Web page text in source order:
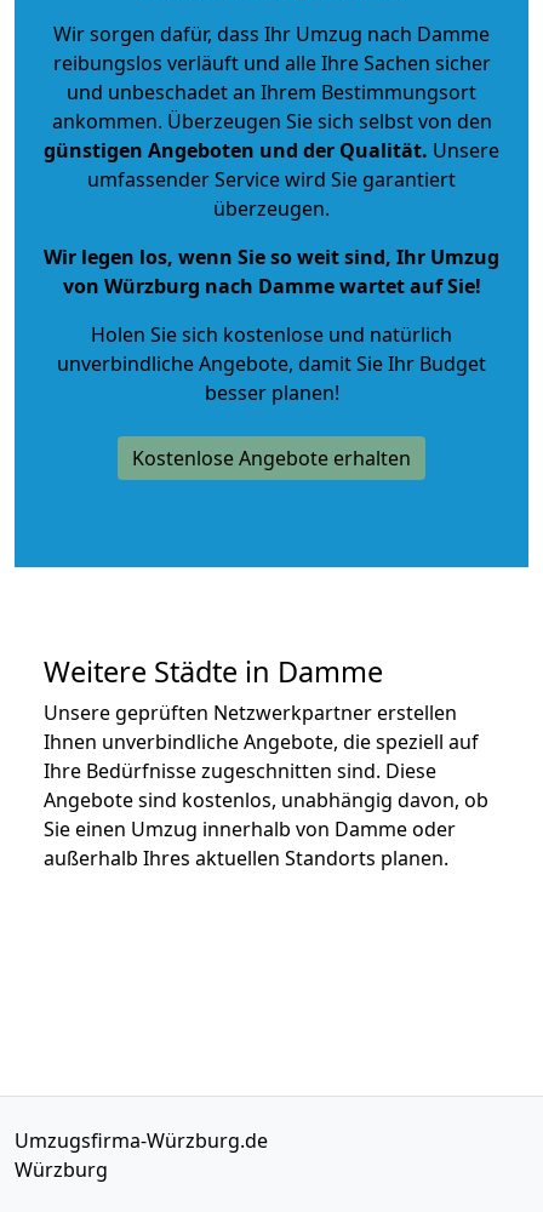
Wir sorgen dafür, dass Ihr Umzug nach Damme
reibungslos verläuft und alle Ihre Sachen sicher
und unbeschadet an Ihrem Bestimmungsort
ankommen. Überzeugen Sie sich selbst von den
günstigen Angeboten und der Qualität. Unsere
umfassender Service wird Sie garantiert
überzeugen.
Wir legen los, wenn Sie so weit sind, Ihr Umzug
von Würzburg nach Damme wartet auf Sie!
Holen Sie sich kostenlose und natürlich
unverbindliche Angebote, damit Sie Ihr Budget
besser planen!
Kostenlose Angebote erhalten
Weitere Städte in Damme
Unsere geprüften Netzwerkpartner erstellen
Ihnen unverbindliche Angebote, die speziell auf
Ihre Bedürfnisse zugeschnitten sind. Diese
Angebote sind kostenlos, unabhängig davon, ob
Sie einen Umzug innerhalb von Damme oder
außerhalb Ihres aktuellen Standorts planen.
Umzugsfirma-Würzburg.de
Würzburg